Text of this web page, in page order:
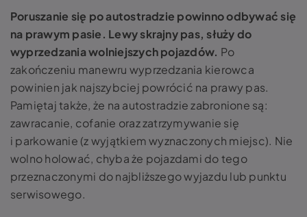
Poruszanie się po autostradzie powinno odbywać się
na prawym pasie. Lewy skrajny pas, służy do
wyprzedzania wolniejszych pojazdów. Po
zakończeniu manewru wyprzedzania kierowca
powinien jak najszybciej powrócić na prawy pas.
Pamiętaj także, że na autostradzie zabronione są:
zawracanie, cofanie oraz zatrzymywanie się
i parkowanie (z wyjątkiem wyznaczonych miejsc). Nie
wolno holować, chyba że pojazdami do tego
przeznaczonymi do najbliższego wyjazdu lub punktu
serwisowego.